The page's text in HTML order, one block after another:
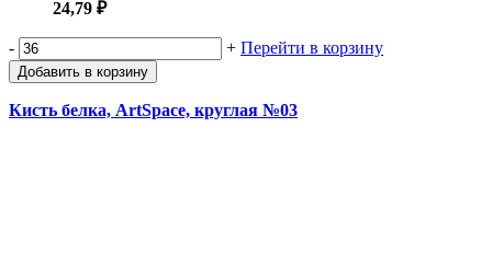
24,79 ₽
- + Перейти в корзину
Добавить в корзину
Кисть белка, ArtSpace, круглая №03